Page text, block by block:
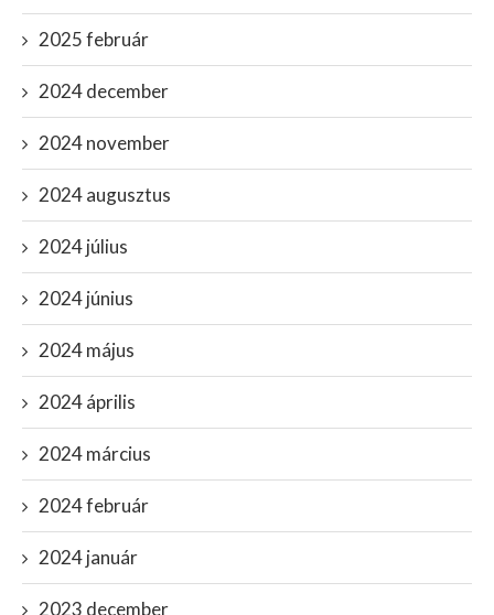
2025 február
2024 december
2024 november
2024 augusztus
2024 július
2024 június
2024 május
2024 április
2024 március
2024 február
2024 január
2023 december